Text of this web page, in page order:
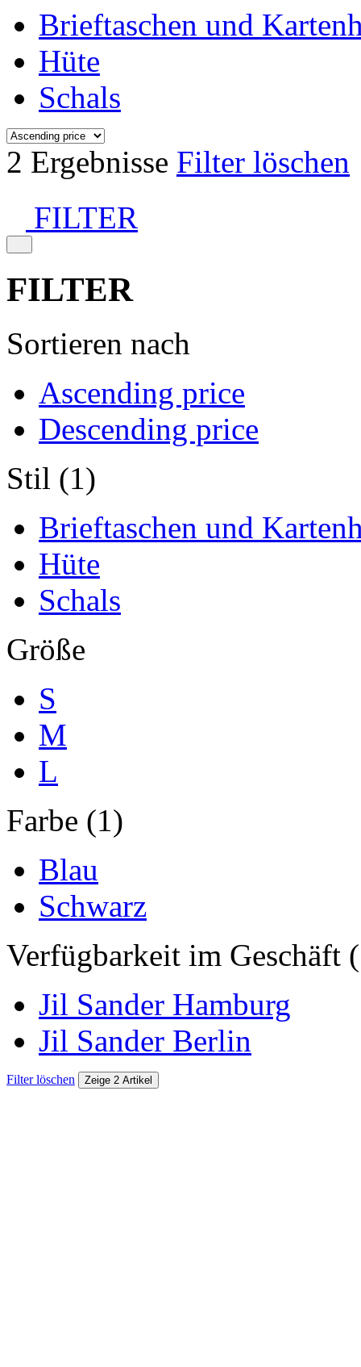
Brieftaschen und
Hüte
Schals
2 Ergebnisse Filter löschen
FILTER
FILTER
Sortieren nach
Ascending price
Descending price
Stil (1)
Brieftaschen und
Hüte
Schals
Größe
S
M
L
Farbe (1)
Blau
Schwarz
Verfügbarkeit im Geschäft
Jil Sander Hamburg
Jil Sander Berlin
Filter löschen Zeige 2 Artikel